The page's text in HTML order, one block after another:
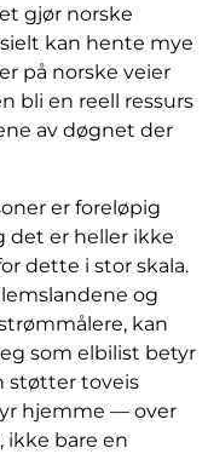
gjør norske
kan hente mye
på norske veier
bli en reell ressurs
av døgnet der
er foreløpig
det er heller ikke
dette i stor skala.
og
kan
som elbilist betyr
støtter toveis
hjemme — over
ikke bare en